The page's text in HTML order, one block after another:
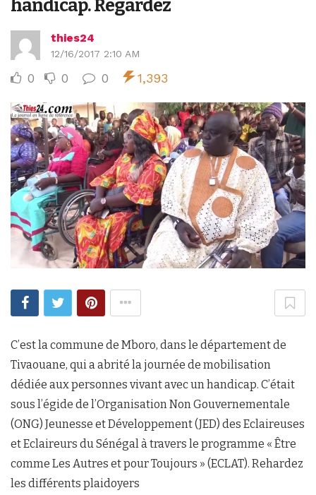
handicap. Regardez
thies24
12/16/2017 2:10 AM
0 0 0 1,393
C’est la commune de Mboro, dans le département de
Tivaouane, qui a abrité la journée de mobilisation
dédiée aux personnes vivant avec un handicap. C’était
sous l’égide de l’Organisation Non Gouvernementale
(ONG) Jeunesse et Développement (JED) des Eclaireuses
et Eclaireurs du Sénégal à travers le programme « Être
comme Les Autres et pour Toujours » (ECLAT). Rehardez
les différents plaidoyers